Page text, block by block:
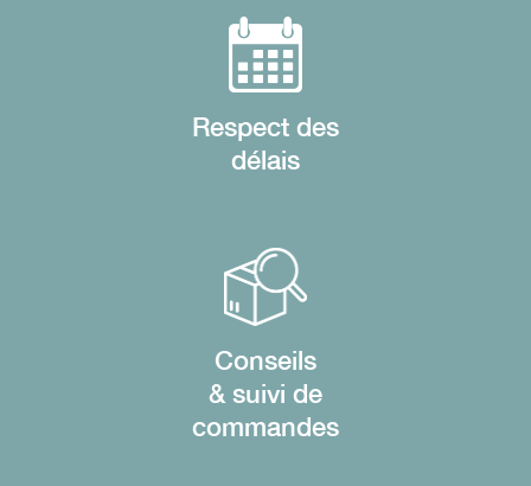
Respect des
délais
Conseils
& suivi de
commandes